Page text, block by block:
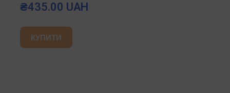
₴435.00 UAH
КУПИТИ